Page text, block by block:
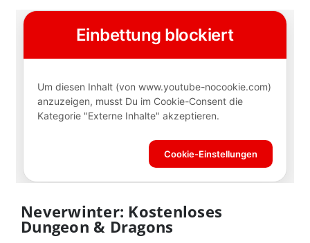
Neverwinter: Kostenloses
Dungeon & Dragons